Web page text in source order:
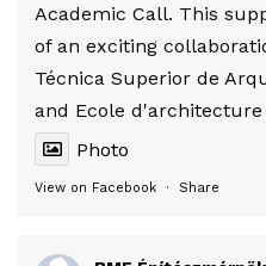
Academic Call. This
of an exciting
Técnica Superior de
and Ecole d'architecture
Photo
View on Facebook · Share